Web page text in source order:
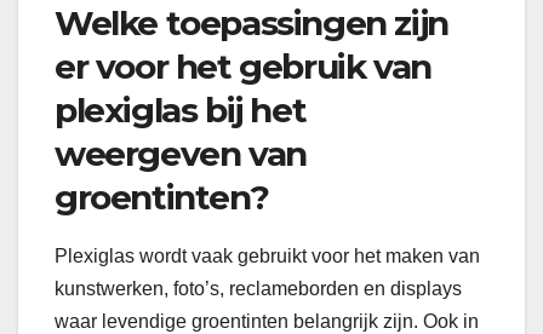
Welke toepassingen zijn
er voor het gebruik van
plexiglas bij het
weergeven van
groentinten?
Plexiglas wordt vaak gebruikt voor het maken van
kunstwerken, foto’s, reclameborden en displays
waar levendige groentinten belangrijk zijn. Ook in